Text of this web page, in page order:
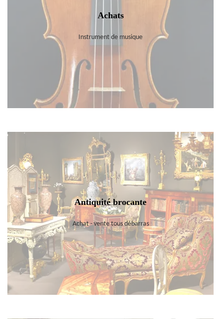
Achats
Instrument de musique
Antiquité brocante
Achat - vente tous débarras